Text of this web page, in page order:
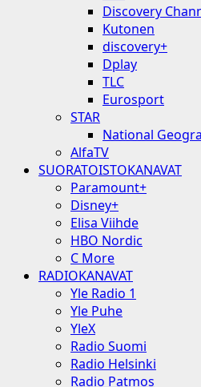
Discovery
Kutonen
discovery+
Dplay
TLC
Eurosport
STAR
National
AlfaTV
SUORATOISTOKANAVAT
Paramount+
Disney+
Elisa Viihde
HBO Nordic
C More
RADIOKANAVAT
Yle Radio 1
Yle Puhe
YleX
Radio Suomi
Radio Helsinki
Radio Patmos